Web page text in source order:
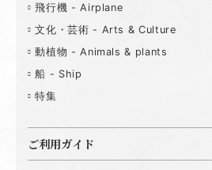
飛行機 - Airplane
文化・芸術 - Arts & Culture
動植物 - Animals & plants
船 - Ship
特集
ご利用ガイド